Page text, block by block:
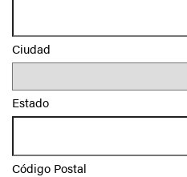
Ciudad
Estado
Código Postal